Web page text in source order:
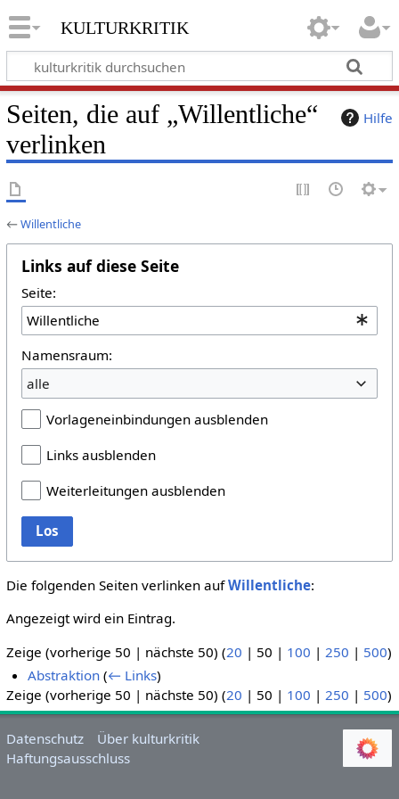
kulturkritik
Hilfe
Seiten, die auf „Willentliche“
verlinken
←Willentliche
Links auf diese Seite
Seite:
Namensraum:
alle
Vorlageneinbindungen ausblenden
Links ausblenden
Weiterleitungen ausblenden
Los
Die folgenden Seiten verlinken aufWillentliche:
Angezeigt wird ein Eintrag.
Zeige (vorherige 50 | nächste 50) (20 | 50 | 100 | 250 | 500)
Abstraktion (← Links)
Zeige (vorherige 50 | nächste 50) (20 | 50 | 100 | 250 | 500)
Datenschutz
Über kulturkritik
Haftungsausschluss